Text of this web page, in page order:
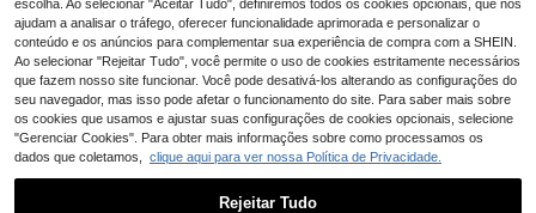
5 barbatanas, modelador de cintura
em tela, com ganchos, zíper e alça
elástica nas costas.
escolha. Ao selecionar "Aceitar Tudo", definiremos todos os cookies opcionais, que nos
ajudam a analisar o tráfego, oferecer funcionalidade aprimorada e personalizar o
conteúdo e os anúncios para complementar sua experiência de compra com a SHEIN.
Ao selecionar "Rejeitar Tudo", você permite o uso de cookies estritamente necessários
que fazem nosso site funcionar. Você pode desativá-los alterando as configurações do
seu navegador, mas isso pode afetar o funcionamento do site. Para saber mais sobre
os cookies que usamos e ajustar suas configurações de cookies opcionais, selecione
"Gerenciar Cookies". Para obter mais informações sobre como processamos os
dados que coletamos, clique aqui para ver nossa Política de Privacidade.
Rejeitar Tudo